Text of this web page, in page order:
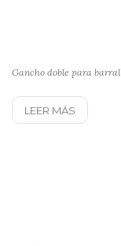
Gancho doble para barral
LEER MÁS